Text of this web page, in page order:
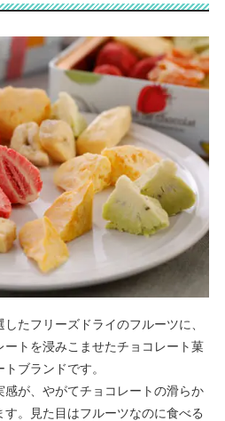
たフリーズドライのフルーツに、
トを浸みこませたチョコレート菓
ブランドです。
が、やがてチョコレートの滑らか
。見た目はフルーツなのに食べる